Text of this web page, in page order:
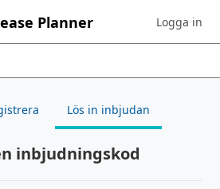
Planner Sign in to
Logga in
Lös in inbjudan
inbjudningskod